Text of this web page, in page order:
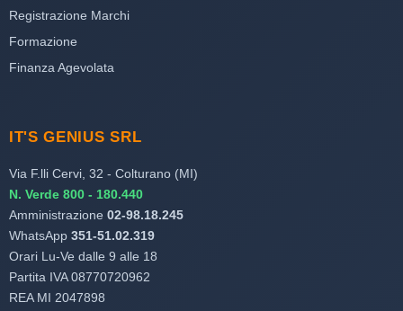
Registrazione Marchi
Formazione
Finanza Agevolata
IT'S GENIUS SRL
Via F.lli Cervi, 32 - Colturano (MI)
N. Verde 800 - 180.440
Amministrazione 02-98.18.245
WhatsApp 351-51.02.319
Orari Lu-Ve dalle 9 alle 18
Partita IVA 08770720962
REA MI 2047898